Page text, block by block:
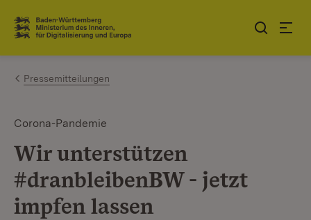
Zum Inhalt springen
Link zur Startseite
Pressemitteilungen
Corona-Pandemie
Wir unterstützen
#dranbleibenBW - jetzt
impfen lassen